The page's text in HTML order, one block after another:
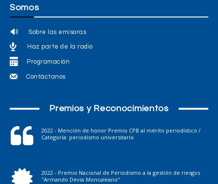
Somos
Sobre las emisoras
Haz parte de la radio
Programación
Contáctanos
Premios y Reconocimientos
2022 - Mención de honor Premio CPB al mérito periodístico /
Categoría: periodismo universitario
2022 - Premio Nacional de Periodismo a la gestión de riesgos
"Armando Devia Moncaleano"